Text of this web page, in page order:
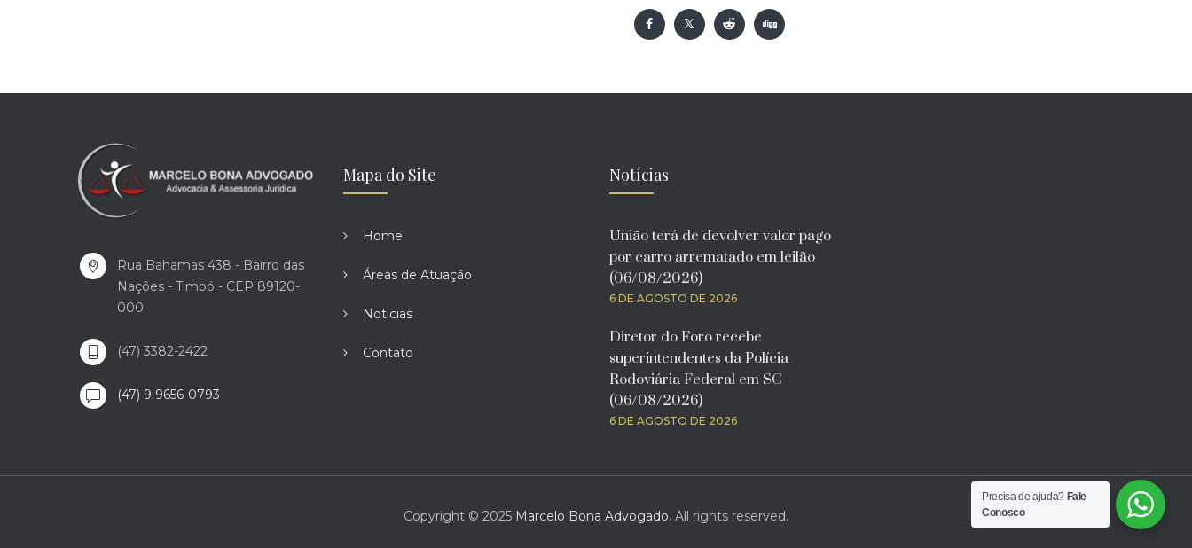
Rua Bahamas 438 - Bairro das
Nações - Timbó - CEP 89120-
000
(47) 3382-2422
(47) 9 9656-0793
Mapa do Site
Home
Áreas de Atuação
Notícias
Contato
Notícias
União terá de devolver valor pago
por carro arrematado em leilão
(06/08/2026)
6 DE AGOSTO DE 2026
Diretor do Foro recebe
superintendentes da Polícia
Rodoviária Federal em SC
(06/08/2026)
6 DE AGOSTO DE 2026
Copyright © 2025 Marcelo Bona Advogado. All rights reserved.
Precisa de ajuda? Fale
Conosco